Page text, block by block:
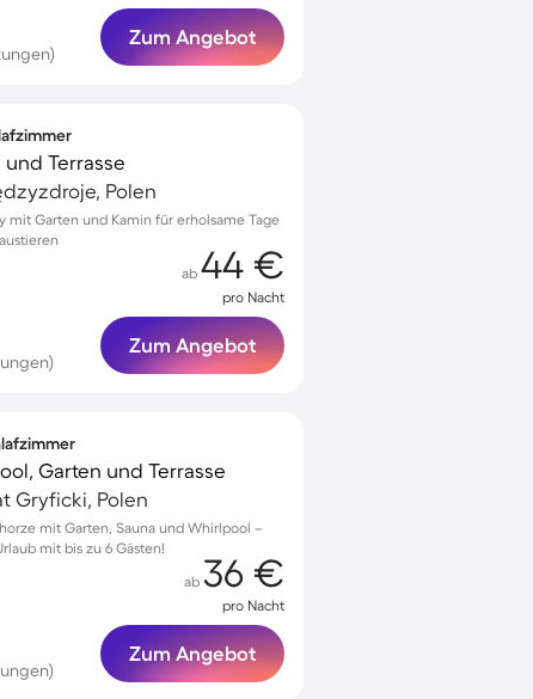
Zum Angebot
Terrasse
Polen
mit Garten und Kamin für erholsame Tage
ab 44 €
pro Nacht
Zum Angebot
Garten und Terrasse
Gryficki, Polen
mit Garten, Sauna und Whirlpool –
mit bis zu 6 Gästen!
ab 36 €
pro Nacht
Zum Angebot